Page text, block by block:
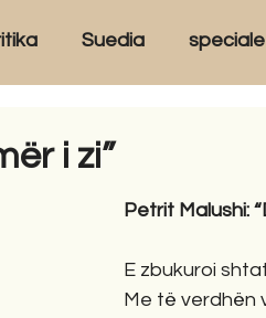
Suedia speciale
i zi”
Petrit Malushi:
E zbukuroi
Me të verdhën